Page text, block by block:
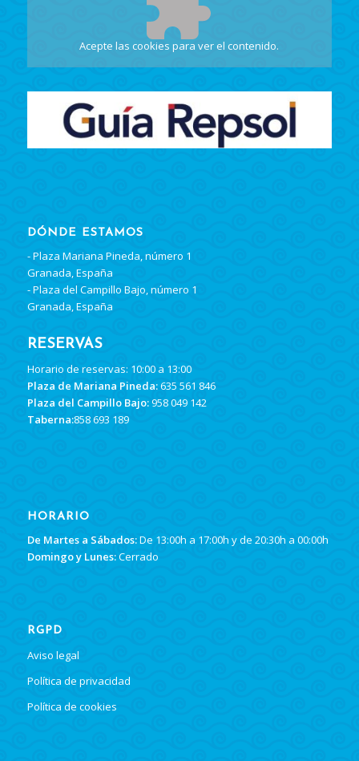
Acepte las cookiespara ver el contenido.
DÓNDE ESTAMOS
- Plaza Mariana Pineda, número 1
Granada, España
- Plaza del Campillo Bajo, número 1
Granada, España
RESERVAS
Horario de reservas: 10:00 a 13:00
Plaza de Mariana Pineda:635 561 846
Plaza del Campillo Bajo:958 049 142
Taberna:858 693 189
HORARIO
De Martes a Sábados:De 13:00h a 17:00h y de 20:30h a 00:00h
Domingo y Lunes:Cerrado
RGPD
Aviso legal
Política de privacidad
Política de cookies